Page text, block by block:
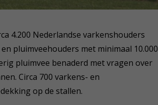
4.200 Nederlandse varkenshouders
pluimveehouders met minimaal 10.000
pluimvee benaderd met vragen over
Circa 700 varkens- en
op de stallen.